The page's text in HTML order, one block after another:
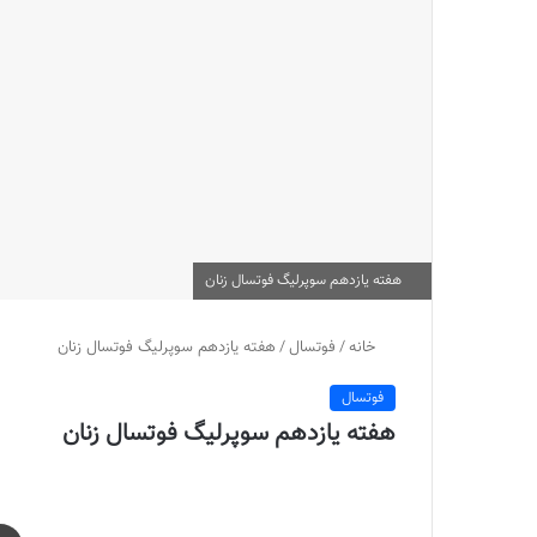
هفته یازدهم سوپرلیگ فوتسال زنان
خانه/ فوتسال/ هفته یازدهم سوپرلیگ فوتسال زنان
فوتسال
هفته یازدهم سوپرلیگ فوتسال زنان